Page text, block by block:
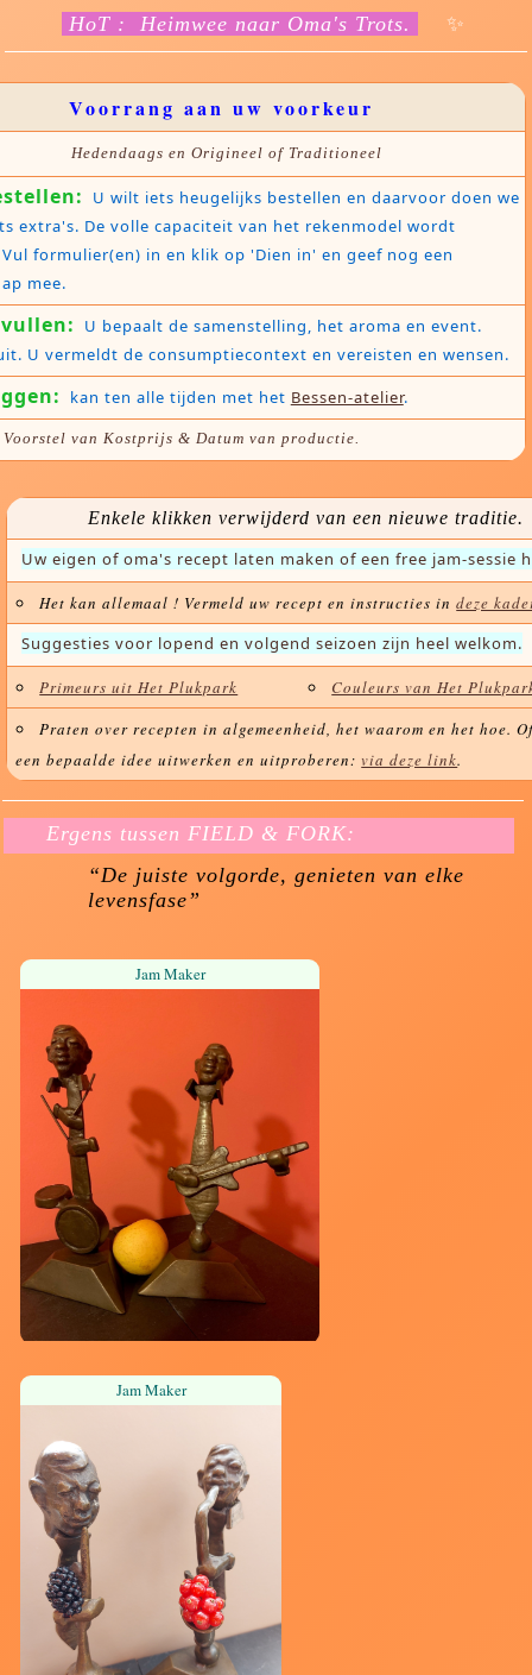
HoT : Heimwee naar Oma's Trots. ✨
Voorrang aan uw voorkeur
Hedendaags en Origineel of Traditioneel
U wilt iets heugelijks bestellen en daarvoor doen we
extra's. De volle capaciteit van het rekenmodel wordt
formulier(en) in en klik op 'Dien in' en geef nog een
mee.
U bepaalt de samenstelling, het aroma en event.
U vermeldt de consumptiecontext en vereisten en wensen.
kan ten alle tijden met het Bessen-atelier.
van Kostprijs & Datum van productie.
Enkele klikken verwijderd van een nieuwe traditie.
Uw eigen of oma's recept laten maken of een free jam-sessie
Het kan allemaal ! Vermeld uw recept en instructies indeze
Suggesties voor lopend en volgend seizoen zijn heel welkom.
Primeurs uit Het Plukpark
Couleurs van Het
Praten over recepten in algemeenheid, het waarom en het hoe.
een bepaalde idee uitwerken en uitproberen:via deze link.
Ergens tussen FIELD & FORK:
“De juiste volgorde, genieten van elke
levensfase”
Jam Maker
Jam Maker